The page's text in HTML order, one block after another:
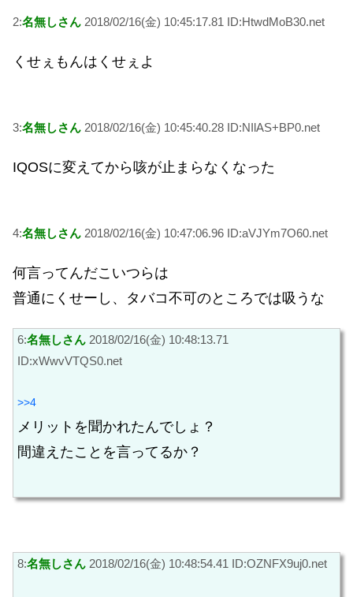
2:名無しさん 2018/02/16(金) 10:45:17.81 ID:HtwdMoB30.net
くせぇもんはくせぇよ
3:名無しさん 2018/02/16(金) 10:45:40.28 ID:NIlAS+BP0.net
IQOSに変えてから咳が止まらなくなった
4:名無しさん 2018/02/16(金) 10:47:06.96 ID:aVJYm7O60.net
何言ってんだこいつらは
普通にくせーし、タバコ不可のところでは吸うな
6:名無しさん 2018/02/16(金) 10:48:13.71
ID:xWwvVTQS0.net
>>4
メリットを聞かれたんでしょ？
間違えたことを言ってるか？
8:名無しさん 2018/02/16(金) 10:48:54.41 ID:OZNFX9uj0.net